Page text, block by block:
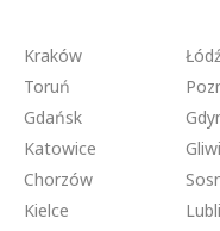
Kraków Łódź
Toruń
Gdańsk
Katowice
Chorzów
Kielce